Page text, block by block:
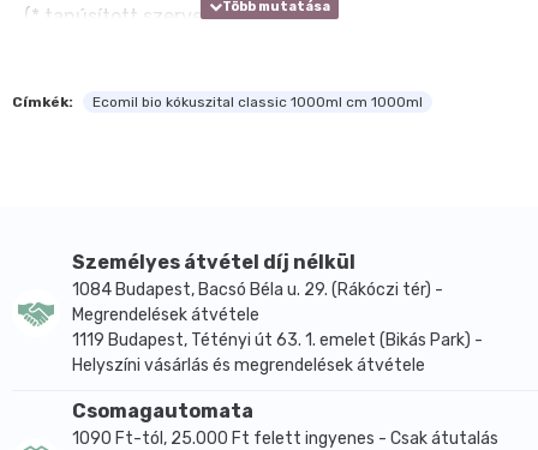
(* tanúsított szerves összetevő)
• zsír: 1,7 g
Ökológiai gazdálkodási termék.
Címkék: Ecomil bio kókuszital classic 1000ml cm 1000ml
Személyes átvétel díj nélkül
1084 Budapest, Bacsó Béla u. 29. (Rákóczi tér) -
Megrendelések átvétele
1119 Budapest, Tétényi út 63. 1. emelet (Bikás Park) -
Helyszíni vásárlás és megrendelések átvétele
Csomagautomata
1090 Ft-tól, 25.000 Ft felett ingyenes - Csak átutalás